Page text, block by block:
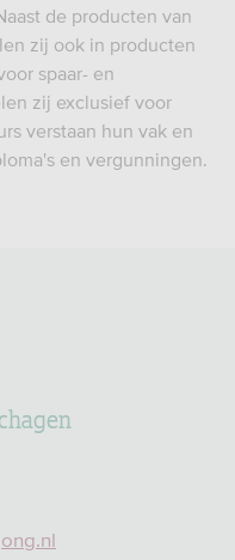
de producten van
zij ook in producten
spaar- en
zij exclusief voor
verstaan hun vak en
en vergunningen.